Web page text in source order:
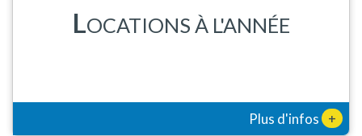
LOCATIONS À L'ANNÉE
Plus d'infos +